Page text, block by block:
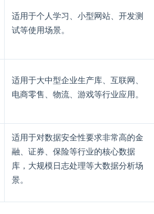
适用于个人学习、小型网站、开发测
试等使用场景。
适用于大中型企业生产库、互联网、
电商零售、物流、游戏等行业应用。
适用于对数据安全性要求非常高的金
融、证券、保险等行业的核心数据
库，大规模日志处理等大数据分析场
景。